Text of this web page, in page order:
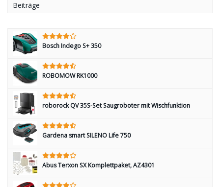
Beiträge
Bosch Indego S+ 350
ROBOMOW RK1000
roborock QV 35S-Set Saugroboter mit Wischfunktion
Gardena smart SILENO Life 750
Abus Terxon SX Komplettpaket, AZ4301